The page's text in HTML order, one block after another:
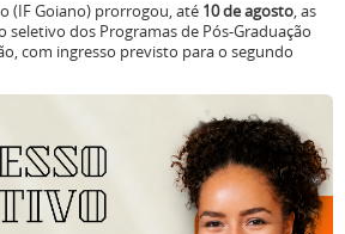
(IF Goiano) prorrogou, até 10 de agosto, as
seletivo dos Programas de Pós-Graduação
com ingresso previsto para o segundo